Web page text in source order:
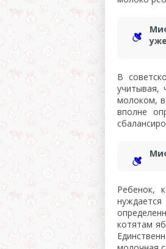
В
учитывая,
молоком,
вполне
Ребенок,
котятам